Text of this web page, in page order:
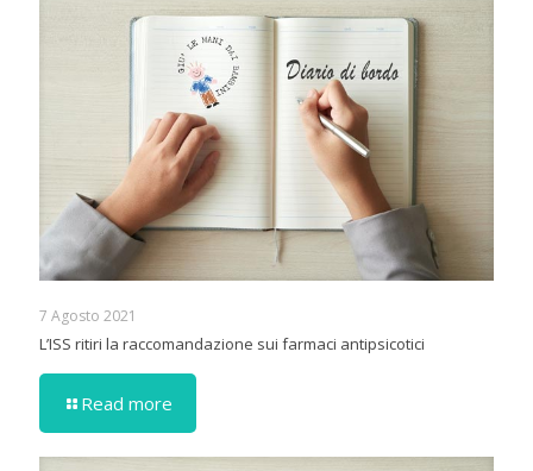
7 Agosto 2021
L’ISS ritiri la raccomandazione sui farmaci antipsicotici
Read more